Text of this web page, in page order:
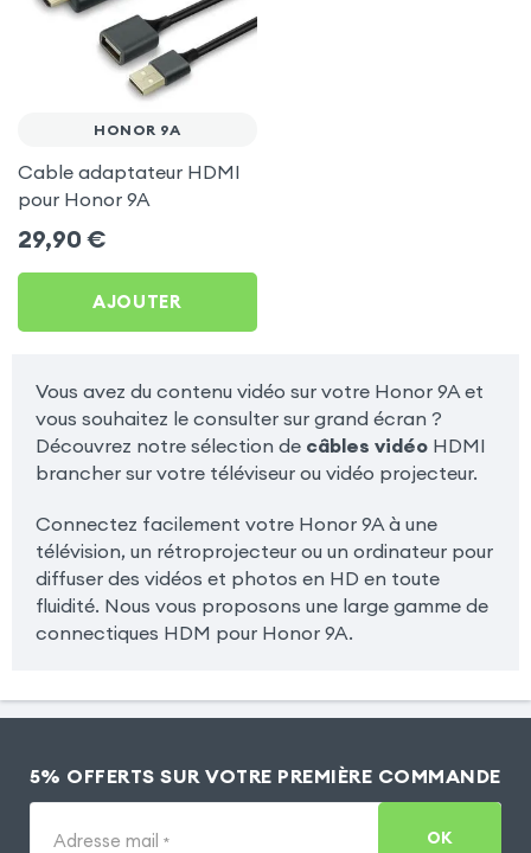
HONOR 9A
Cable adaptateur HDMI
pour Honor 9A
29,90 €
AJOUTER
Vous avez du contenu vidéo sur votre Honor 9A et
vous souhaitez le consulter sur grand écran ?
Découvrez notre sélection de câbles vidéoHDMI
brancher sur votre téléviseur ou vidéo projecteur.
Connectez facilement votre Honor 9A à une
télévision, un rétroprojecteur ou un ordinateur pour
diffuser des vidéos et photos en HD en toute
fluidité. Nous vous proposons une large gamme de
connectiques HDM pour Honor 9A.
5% OFFERTS SUR VOTRE PREMIÈRE COMMANDE
Adresse mail * OK